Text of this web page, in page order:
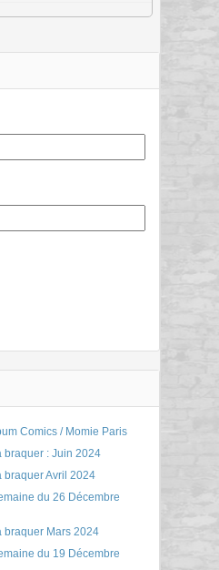
Comics / Momie Paris
braquer : Juin 2024
braquer Avril 2024
du 26 Décembre
braquer Mars 2024
du 19 Décembre